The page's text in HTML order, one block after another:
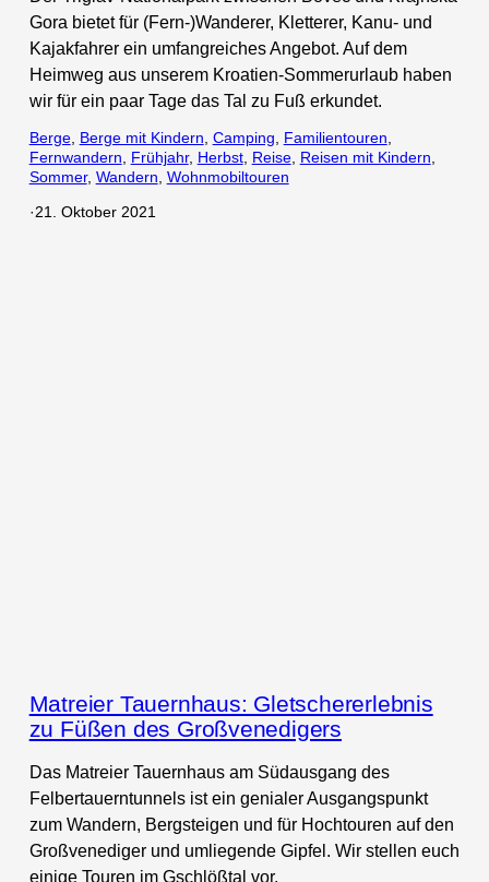
Gora bietet für (Fern-)Wanderer, Kletterer, Kanu- und
Kajakfahrer ein umfangreiches Angebot. Auf dem
Heimweg aus unserem Kroatien-Sommerurlaub haben
wir für ein paar Tage das Tal zu Fuß erkundet.
Berge, Berge mit Kindern Camping Familientouren
Fernwandern
Frühjahr, Herbst, Reise, Reisen mit Kindern
Sommer, Wandern Wohnmobiltouren
·21. Oktober 2021
Matreier Tauernhaus: Gletschererlebnis
zu Füßen des Großvenedigers
Das Matreier Tauernhaus am Südausgang des
Felbertauerntunnels ist ein genialer Ausgangspunkt
zum Wandern, Bergsteigen und für Hochtouren auf den
Großvenediger und umliegende Gipfel. Wir stellen euch
einige Touren im Gschlößtal vor.